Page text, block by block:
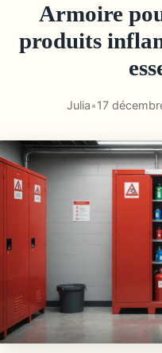
Armoire
produits
Julia•17